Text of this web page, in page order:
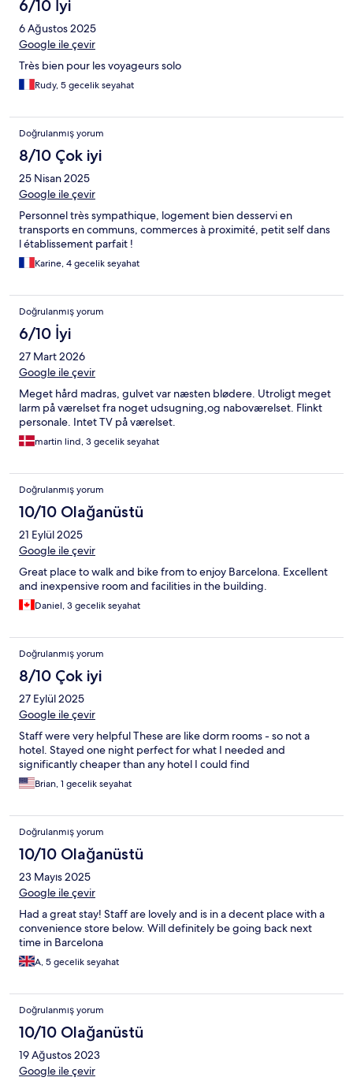
6/10 İyi
6 Ağustos 2025
Google ile çevir
Très bien pour les voyageurs solo
Rudy, 5 gecelik seyahat
Doğrulanmış yorum
8/10 Çok iyi
25 Nisan 2025
Google ile çevir
Personnel très sympathique, logement bien desservi en
transports en communs, commerces à proximité, petit self dans
l établissement parfait !
Karine, 4 gecelik seyahat
Doğrulanmış yorum
6/10 İyi
27 Mart 2026
Google ile çevir
Meget hård madras, gulvet var næsten blødere. Utroligt meget
larm på værelset fra noget udsugning,og naboværelset. Flinkt
personale. Intet TV på værelset.
martin lind, 3 gecelik seyahat
Doğrulanmış yorum
10/10 Olağanüstü
21 Eylül 2025
Google ile çevir
Great place to walk and bike from to enjoy Barcelona. Excellent
and inexpensive room and facilities in the building.
Daniel, 3 gecelik seyahat
Doğrulanmış yorum
8/10 Çok iyi
27 Eylül 2025
Google ile çevir
Staff were very helpful These are like dorm rooms - so not a
hotel. Stayed one night perfect for what I needed and
significantly cheaper than any hotel I could find
Brian, 1 gecelik seyahat
Doğrulanmış yorum
10/10 Olağanüstü
23 Mayıs 2025
Google ile çevir
Had a great stay! Staff are lovely and is in a decent place with a
convenience store below. Will definitely be going back next
time in Barcelona
A, 5 gecelik seyahat
Doğrulanmış yorum
10/10 Olağanüstü
19 Ağustos 2023
Google ile çevir